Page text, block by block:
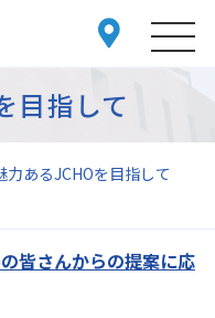
力あるJCHOを目指して
目指して
皆さんからの提案に応